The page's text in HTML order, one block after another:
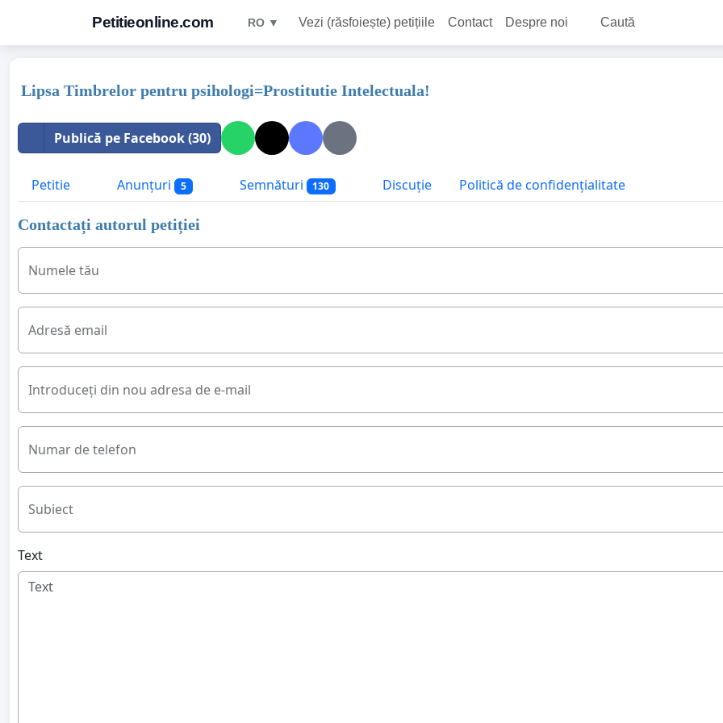
Petitieonline.com RO ▼ Vezi (răsfoiește) petițiile Contact Despre noi Caută
Lipsa Timbrelor pentru psihologi=Prostitutie Intelectuala!
Publică pe Facebook (30)
Petitie Anunțuri 5 Semnături 130 Discuție Politică de confidențialitate
Contactați autorul petiției
Numele tău
Adresă email
Introduceți din nou adresa de e-mail
Numar de telefon
Subiect
Text